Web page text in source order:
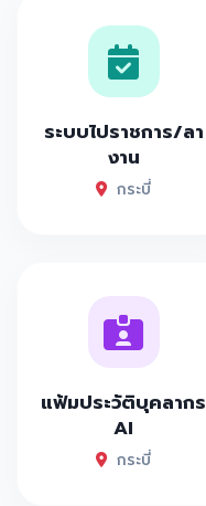
ระบบไปราชการ/ลา
งาน
กระบี่
แฟ้มประวัติบุคลากร
AI
กระบี่